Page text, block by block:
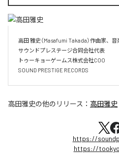
高田 雅史（Masafumi Takada）作曲家、音
サウンドプレステージ合同会社代表
トゥーキョーゲームス株式会社COO
SOUND PRESTIGE RECORDS
高田雅史の他のリリース： 高田雅史
https://
https://